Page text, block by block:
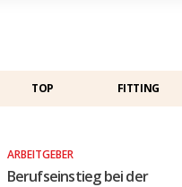
TOP FITTING
ARBEITGEBER
Berufseinstieg bei der